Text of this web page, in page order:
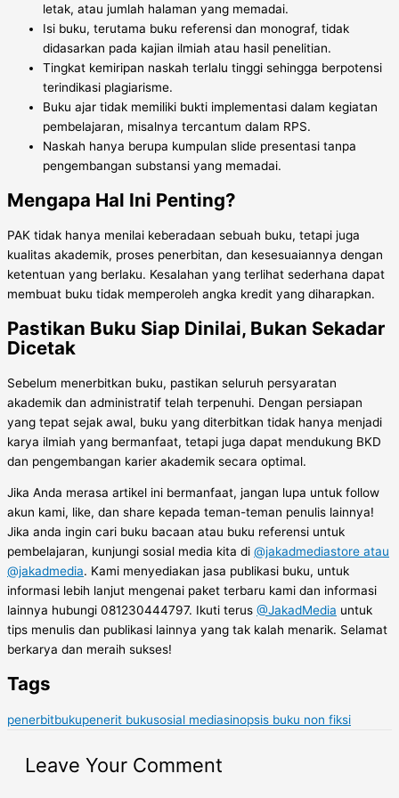
letak, atau jumlah halaman yang memadai.
Isi buku, terutama buku referensi dan monograf, tidak
didasarkan pada kajian ilmiah atau hasil penelitian.
Tingkat kemiripan naskah terlalu tinggi sehingga berpotensi
terindikasi plagiarisme.
Buku ajar tidak memiliki bukti implementasi dalam kegiatan
pembelajaran, misalnya tercantum dalam RPS.
Naskah hanya berupa kumpulan slide presentasi tanpa
pengembangan substansi yang memadai.
Mengapa Hal Ini Penting?
PAK tidak hanya menilai keberadaan sebuah buku, tetapi juga
kualitas akademik, proses penerbitan, dan kesesuaiannya dengan
ketentuan yang berlaku. Kesalahan yang terlihat sederhana dapat
membuat buku tidak memperoleh angka kredit yang diharapkan.
Pastikan Buku Siap Dinilai, Bukan Sekadar
Dicetak
Sebelum menerbitkan buku, pastikan seluruh persyaratan
akademik dan administratif telah terpenuhi. Dengan persiapan
yang tepat sejak awal, buku yang diterbitkan tidak hanya menjadi
karya ilmiah yang bermanfaat, tetapi juga dapat mendukung BKD
dan pengembangan karier akademik secara optimal.
Jika Anda merasa artikel ini bermanfaat, jangan lupa untuk follow
akun kami, like, dan share kepada teman-teman penulis lainnya!
Jika anda ingin cari buku bacaan atau buku referensi untuk
pembelajaran, kunjungi sosial media kita di @jakadmediastore atau
@jakadmedia. Kami menyediakan jasa publikasi buku, untuk
informasi lebih lanjut mengenai paket terbaru kami dan informasi
lainnya hubungi 081230444797. Ikuti terus @JakadMedia untuk
tips menulis dan publikasi lainnya yang tak kalah menarik. Selamat
berkarya dan meraih sukses!
Tags
penerbitbukupenerit bukusosial mediasinopsis buku non fiksi
Leave Your Comment